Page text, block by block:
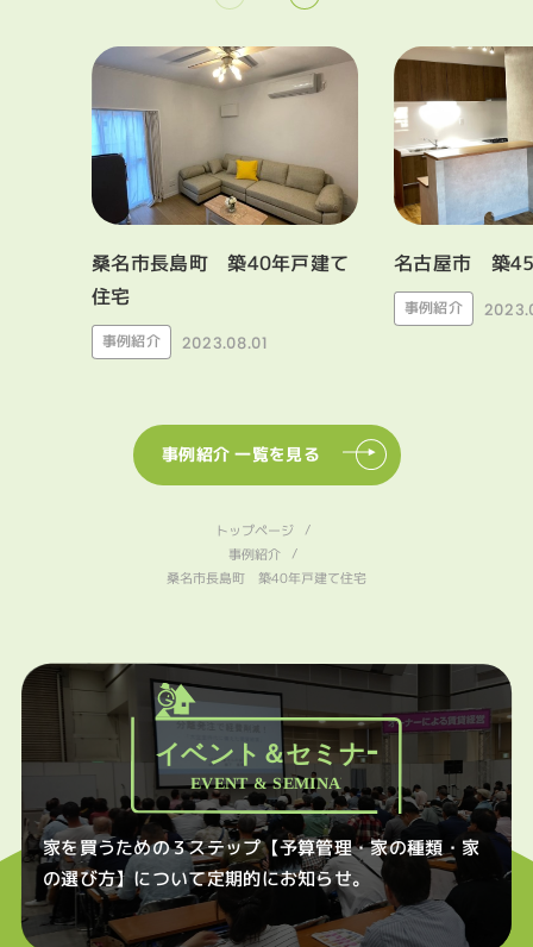
桑名市長島町 築40年戸建て
住宅
事例紹介 2023.08.01
名古屋市 築
事例紹介
事例紹介 一覧を見る
トップページ
事例紹介
桑名市長島町 築40年戸建て住宅
家を買うための３ステップ【予算管理・家の種類・家
の選び方】について定期的にお知らせ。